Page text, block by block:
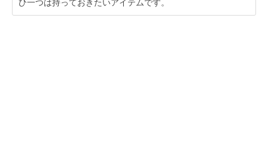
ひ一つは持っておきたいアイテムです。